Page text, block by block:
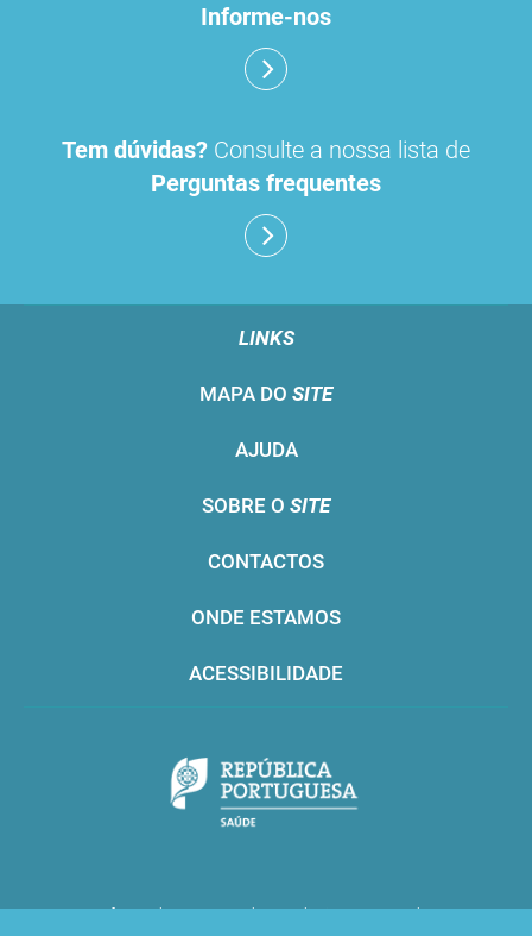
Informe-nos
Tem dúvidas? Consulte a nossa lista de
Perguntas frequentes
LINKS
MAPA DO SITE
AJUDA
SOBRE O SITE
CONTACTOS
ONDE ESTAMOS
ACESSIBILIDADE
Infarmed © 2016. Todos os direitos reservados